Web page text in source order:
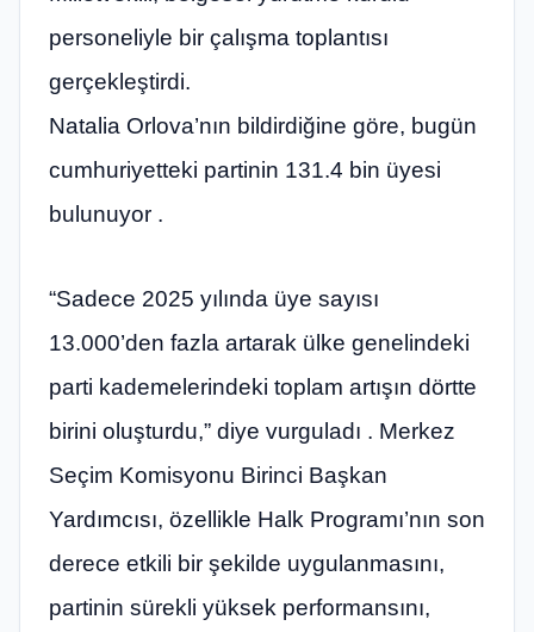
personeliyle bir çalışma toplantısı
gerçekleştirdi.
Natalia Orlova’nın bildirdiğine göre, bugün
cumhuriyetteki partinin 131.4 bin üyesi
bulunuyor .
“Sadece 2025 yılında üye sayısı
13.000’den fazla artarak ülke genelindeki
parti kademelerindeki toplam artışın dörtte
birini oluşturdu,” diye vurguladı . Merkez
Seçim Komisyonu Birinci Başkan
Yardımcısı, özellikle Halk Programı’nın son
derece etkili bir şekilde uygulanmasını,
partinin sürekli yüksek performansını,